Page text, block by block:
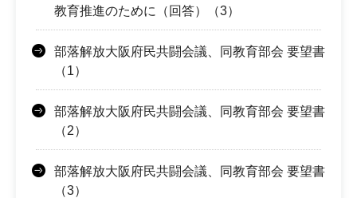
教育推進のために（回答）（3）
部落解放大阪府民共闘会議、同教育部会 要望書
（1）
部落解放大阪府民共闘会議、同教育部会 要望書
（2）
部落解放大阪府民共闘会議、同教育部会 要望書
（3）